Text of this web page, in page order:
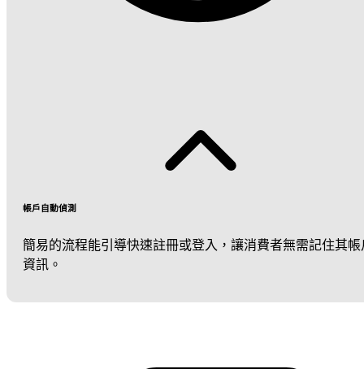
帳戶自動偵測
簡易的流程能引導快速註冊或登入，讓消費者無需記住其帳
資訊。